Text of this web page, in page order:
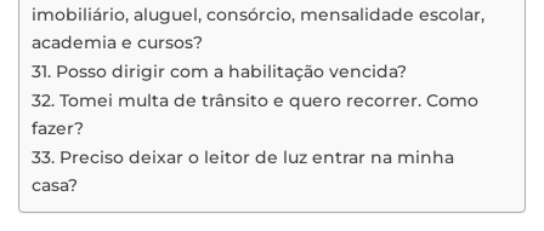
imobiliário, aluguel, consórcio, mensalidade escolar,
academia e cursos?
31. Posso dirigir com a habilitação vencida?
32. Tomei multa de trânsito e quero recorrer. Como
fazer?
33. Preciso deixar o leitor de luz entrar na minha
casa?